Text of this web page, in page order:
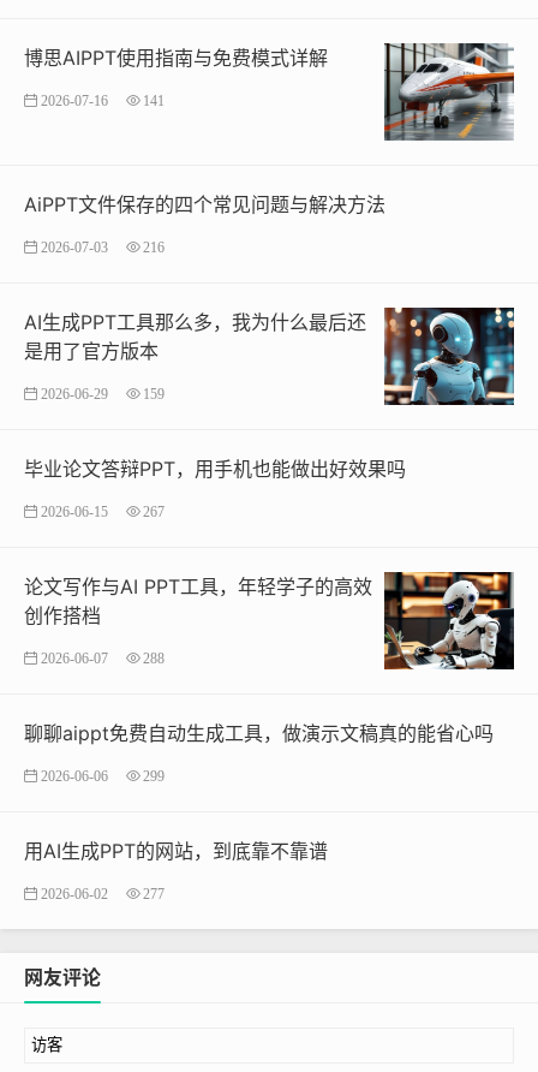
博思AIPPT使用指南与免费模式详解
2026-07-16 141
AiPPT文件保存的四个常见问题与解决方法
2026-07-03 216
AI生成PPT工具那么多，我为什么最后还
是用了官方版本
2026-06-29 159
毕业论文答辩PPT，用手机也能做出好效果吗
2026-06-15 267
论文写作与AI PPT工具，年轻学子的高效
创作搭档
2026-06-07 288
聊聊aippt免费自动生成工具，做演示文稿真的能省心吗
2026-06-06 299
用AI生成PPT的网站，到底靠不靠谱
2026-06-02 277
网友评论